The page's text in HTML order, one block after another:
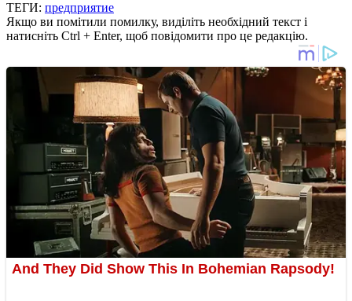
ТЕГИ: предприятие
Якщо ви помітили помилку, виділіть необхідний текст і
натисніть Ctrl + Enter, щоб повідомити про це редакцію.